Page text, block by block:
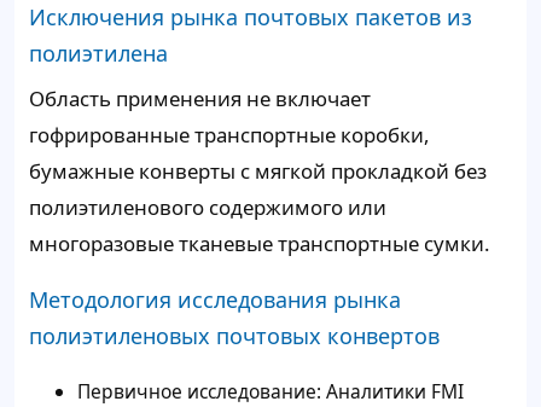
Исключения рынка почтовых пакетов из
полиэтилена
Область применения не включает
гофрированные транспортные коробки,
бумажные конверты с мягкой прокладкой без
полиэтиленового содержимого или
многоразовые тканевые транспортные сумки.
Методология исследования рынка
полиэтиленовых почтовых конвертов
Первичное исследование: Аналитики FMI